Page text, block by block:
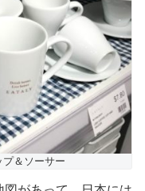
＆ソーサー